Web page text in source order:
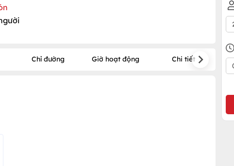
Chỉ đường Giờ hoạt động Chi tiết